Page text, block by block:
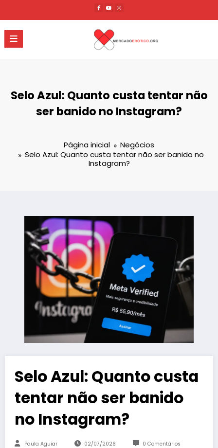
o
conteúdo
Selo Azul: Quanto custa tentar não
ser banido no Instagram?
Página inicial
Negócios
Selo Azul: Quanto custa tentar não ser banido no
Instagram?
Selo Azul: Quanto custa
tentar não ser banido
no Instagram?
Paula Aguiar 02/07/2026 0 Comentários